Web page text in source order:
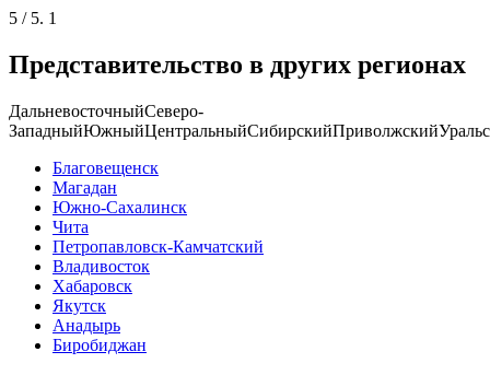
5 / 5. 1
Представительство в других регионах
ДальневосточныйСеверо-
ЗападныйЮжныйЦентральныйСибирскийПриволжский
Благовещенск
Магадан
Южно-Сахалинск
Чита
Петропавловск-Камчатский
Владивосток
Хабаровск
Якутск
Анадырь
Биробиджан